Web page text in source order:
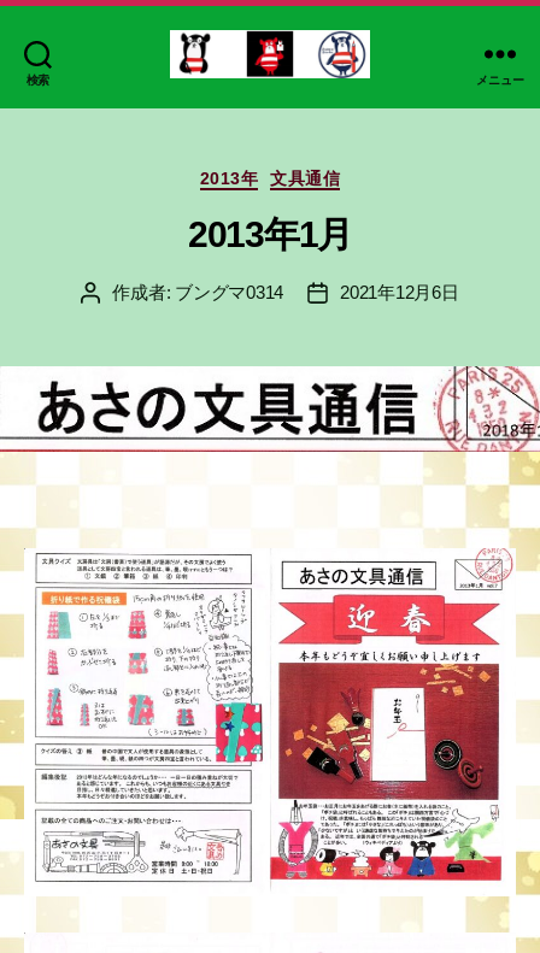
検索
マ
メニュー
カ
テ
ゴ
リ
2013年 文具通信
2013年1月
投
作成者: ブングマ0314
投
2021年12月6日